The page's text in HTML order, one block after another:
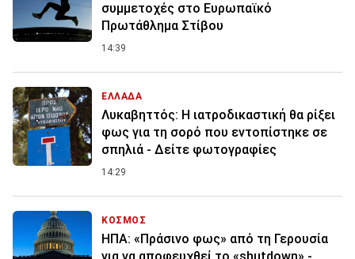
συμμετοχές στο Ευρωπαϊκό
Πρωτάθλημα Στίβου
14:39
ΕΛΛΑΔΑ
Λυκαβηττός: Η ιατροδικαστική θα ρίξει
φως για τη σορό που εντοπίστηκε σε
σπηλιά - Δείτε φωτογραφίες
14:29
ΚΟΣΜΟΣ
ΗΠΑ: «Πράσινο φως» από τη Γερουσία